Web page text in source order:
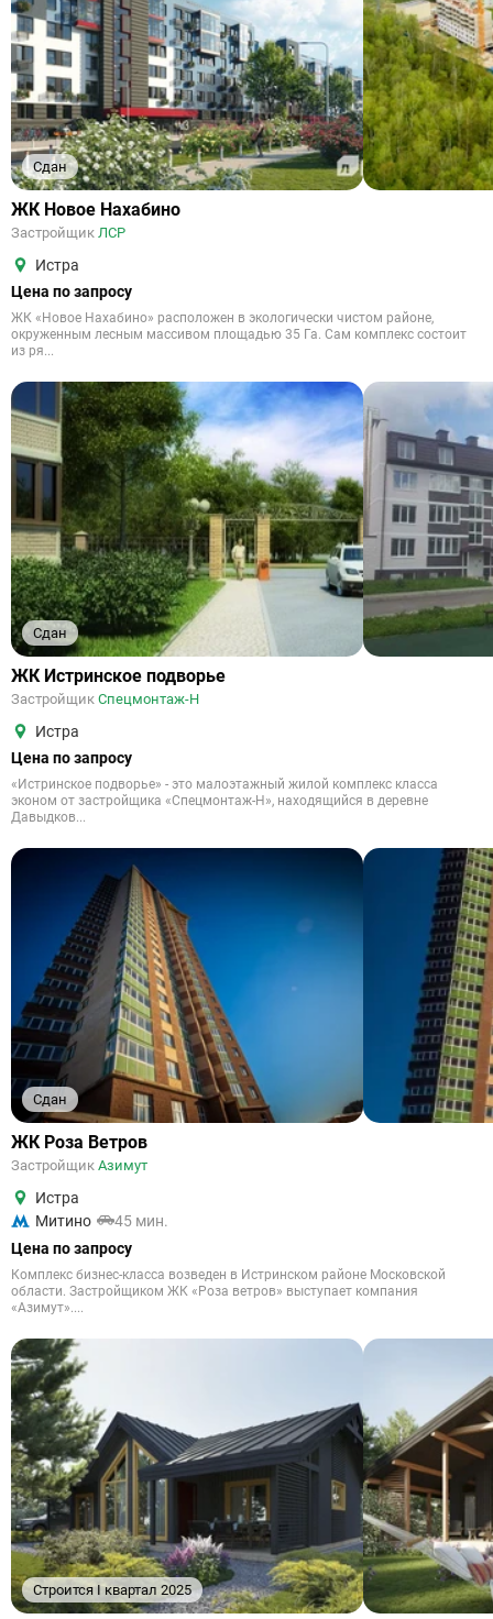
Сдан
ЖК Новое Нахабино
Застройщик ЛСР
Истра
Цена по запросу
ЖК «Новое Нахабино» расположен в экологически чистом районе,
окруженным лесным массивом площадью 35 Га. Сам комплекс состоит
из ря...
Сдан
ЖК Истринское подворье
Застройщик Спецмонтаж-Н
Истра
Цена по запросу
«Истринское подворье» - это малоэтажный жилой комплекс класса
эконом от застройщика «Спецмонтаж-Н», находящийся в деревне
Давыдков...
Сдан
ЖК Роза Ветров
Застройщик Азимут
Истра
Митино
45 мин.
Цена по запросу
Комплекс бизнес-класса возведен в Истринском районе Московской
области. Застройщиком ЖК «Роза ветров» выступает компания
«Азимут»....
Строится I квартал 2025